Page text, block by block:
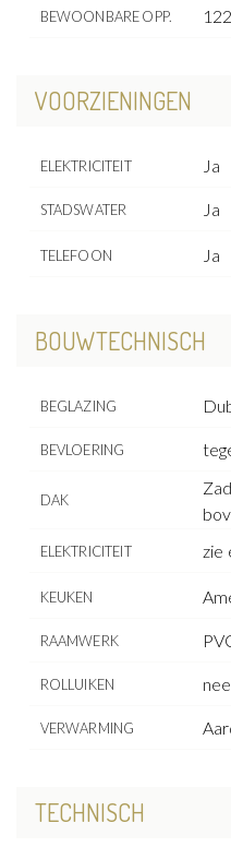
BEWOONBARE OPP.
VOORZIENINGEN
ELEKTRICITEIT Ja
STADSWATER Ja
TELEFOON Ja
BOUWTECHNISCH
BEGLAZING
BEVLOERING
DAK
ELEKTRICITEIT zie
KEUKEN
RAAMWERK
ROLLUIKEN
VERWARMING
TECHNISCH